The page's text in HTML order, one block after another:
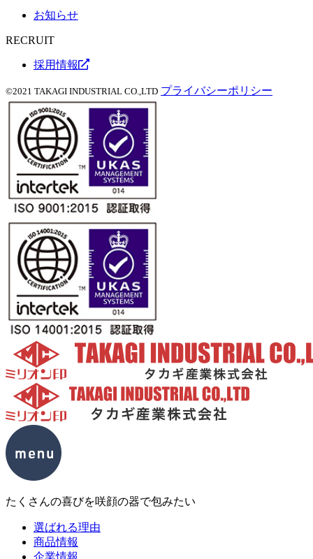
お知らせ
RECRUIT
採用情報
©2021 TAKAGI INDUSTRIAL CO.,LTD プライバシーポリシー
たくさんの喜びを咲顔の器で包みたい
選ばれる理由
商品情報
企業情報